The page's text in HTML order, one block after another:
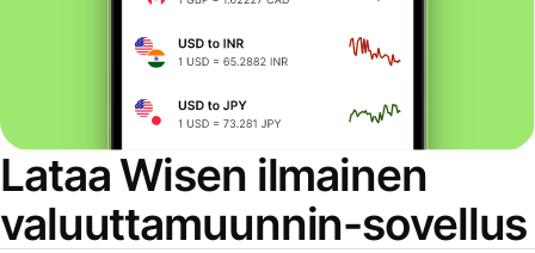
Lataa Wisen ilmainen
valuuttamuunnin-sovellus